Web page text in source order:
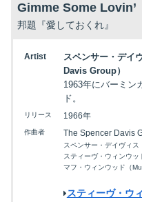
Gimme Some Lovin’
邦題『愛しておくれ』
Artist
スペンサー・デイ
Davis Group）
1963年にバーミン
ド。
リリース 1966年
作曲者 The Spencer Davis
スペンサー・デイヴィ
スティーヴ・ウィンウッ
マフ・ウィンウッド（
スティーヴ・ウ